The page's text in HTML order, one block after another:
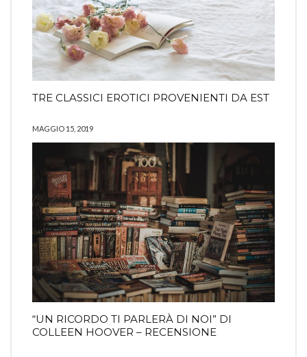
TRE CLASSICI EROTICI PROVENIENTI DA EST
MAGGIO 15, 2019
“UN RICORDO TI PARLERÀ DI NOI” DI
COLLEEN HOOVER – RECENSIONE